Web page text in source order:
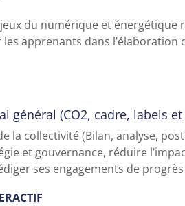
du numérique et énergétique
apprenants dans l’élaboration
général (CO2, cadre, labels
la collectivité(Bilan, analyse,
et gouvernance, réduire
ses engagements de